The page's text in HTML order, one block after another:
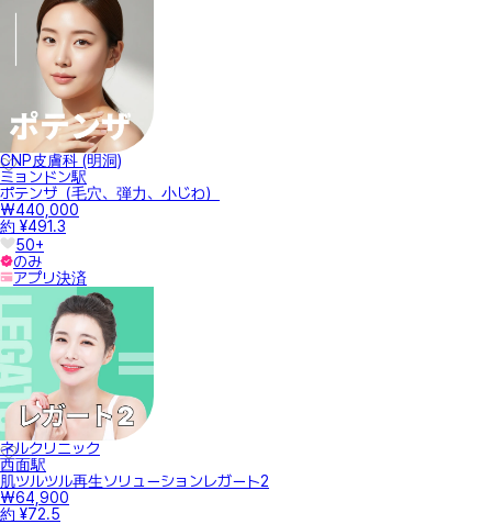
CNP皮膚科 (明洞)
ミョンドン駅
ポテンザ（毛穴、弾力、小じわ）
₩440,000
約 ¥491.3
50+
のみ
アプリ決済
ネルクリニック
西面駅
肌ツルツル再生ソリューションレガート2
₩64,900
約 ¥72.5